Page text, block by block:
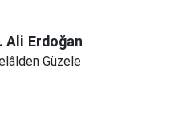
Ali Erdoğan
Güzele